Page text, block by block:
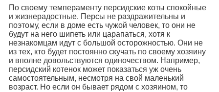
По своему темпераменту персидские коты спокойные
и жизнерадостные. Персы не раздражительны и
поэтому, если в доме есть чужой человек, то они не
будут на него шипеть или царапаться, хотя к
незнакомцам идут с большой осторожностью. Они не
из тех, кто будет постоянно скучать по своему хозяину
и вполне довольствуются одиночеством. Например,
персидский котенок может показаться уж очень
самостоятельным, несмотря на свой маленький
возраст. Но если он бывает рядом с хозяином, то